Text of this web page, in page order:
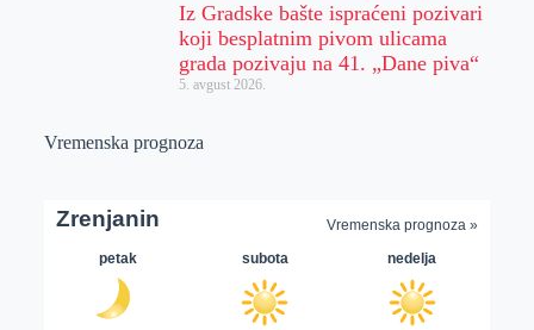
Iz Gradske bašte ispraćeni pozivari
koji besplatnim pivom ulicama
grada pozivaju na 41. „Dane piva“
5. avgust 2026.
Vremenska prognoza